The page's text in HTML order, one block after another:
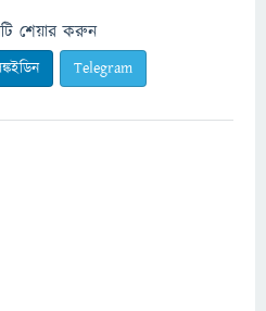
শেয়ার করুন
Telegram